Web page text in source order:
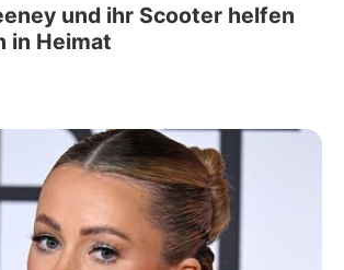
und ihr Scooter helfen
in Heimat